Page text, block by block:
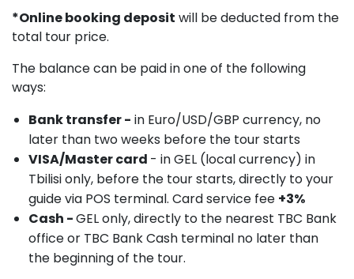
*Online booking deposit will be deducted from the
total tour price.
The balance can be paid in one of the following
ways:
Bank transfer - in Euro/USD/GBP currency, no
later than two weeks before the tour starts
VISA/Master card - in GEL (local currency) in
Tbilisi only, before the tour starts, directly to your
guide via POS terminal. Card service fee +3%
Cash -GEL only, directly to the nearest TBC Bank
office or TBC Bank Cash terminal no later than
the beginning of the tour.